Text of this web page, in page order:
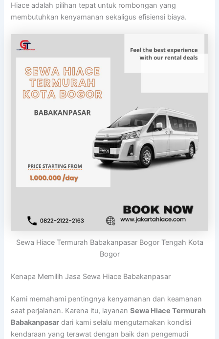
Hiace adalah pilihan tepat untuk rombongan yang
membutuhkan kenyamanan sekaligus efisiensi biaya.
Sewa Hiace Termurah Babakanpasar Bogor Tengah Kota
Bogor
Kenapa Memilih Jasa Sewa Hiace Babakanpasar
Kami memahami pentingnya kenyamanan dan keamanan
saat perjalanan. Karena itu, layananSewa Hiace Termurah
Babakanpasar dari kami selalu mengutamakan kondisi
kendaraan yang terawat dengan baik dan pengemudi